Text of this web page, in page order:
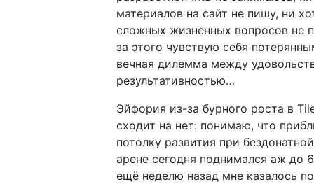
материалов на сайт не пишу, ни
сложных жизненных вопросов не
за этого чувствую себя
вечная дилемма между
результативностью…
Эйфория из-за бурного роста в
сходит на нет: понимаю, что
потолку развития при
арене сегодня поднимался аж до
ещё неделю назад мне казалось